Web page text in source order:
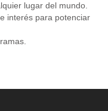
lugar del mundo.
interés para potenciar